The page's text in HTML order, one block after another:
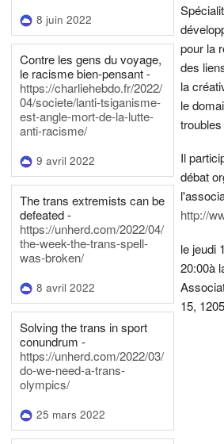
8 juin 2022
Contre les gens du voyage,
le racisme bien-pensant -
https://charliehebdo.fr/2022/
04/societe/lanti-tsiganisme-
est-angle-mort-de-la-lutte-
anti-racisme/
9 avril 2022
The trans extremists can be
defeated -
https://unherd.com/2022/04/
the-week-the-trans-spell-
was-broken/
8 avril 2022
Solving the trans in sport
conundrum -
https://unherd.com/2022/03/
do-we-need-a-trans-
olympics/
25 mars 2022
pour la
des
la
le
troubles
Il
débat
http://
le jeudi
20:00à
15,